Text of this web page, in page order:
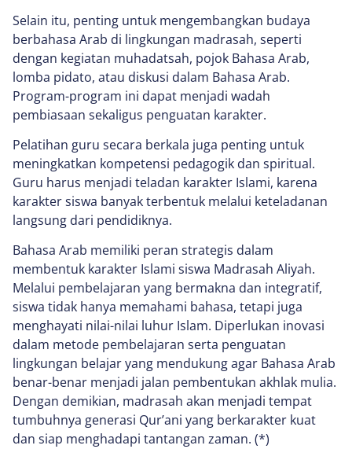
Selain itu, penting untuk mengembangkan budaya
berbahasa Arab di lingkungan madrasah, seperti
dengan kegiatan muhadatsah, pojok Bahasa Arab,
lomba pidato, atau diskusi dalam Bahasa Arab.
Program-program ini dapat menjadi wadah
pembiasaan sekaligus penguatan karakter.
Pelatihan guru secara berkala juga penting untuk
meningkatkan kompetensi pedagogik dan spiritual.
Guru harus menjadi teladan karakter Islami, karena
karakter siswa banyak terbentuk melalui keteladanan
langsung dari pendidiknya.
Bahasa Arab memiliki peran strategis dalam
membentuk karakter Islami siswa Madrasah Aliyah.
Melalui pembelajaran yang bermakna dan integratif,
siswa tidak hanya memahami bahasa, tetapi juga
menghayati nilai-nilai luhur Islam. Diperlukan inovasi
dalam metode pembelajaran serta penguatan
lingkungan belajar yang mendukung agar Bahasa Arab
benar-benar menjadi jalan pembentukan akhlak mulia.
Dengan demikian, madrasah akan menjadi tempat
tumbuhnya generasi Qur’ani yang berkarakter kuat
dan siap menghadapi tantangan zaman. (*)